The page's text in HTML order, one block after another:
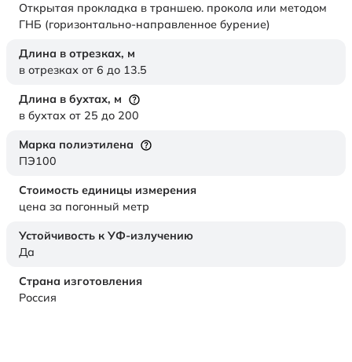
Открытая прокладка в траншею. прокола или методом
ГНБ (горизонтально-направленное бурение)
Длина в отрезках, м
в отрезках от 6 до 13.5
Длина в бухтах, м
в бухтах от 25 до 200
Марка полиэтилена
ПЭ100
Стоимость единицы измерения
цена за погонный метр
Устойчивость к УФ-излучению
Да
Страна изготовления
Россия